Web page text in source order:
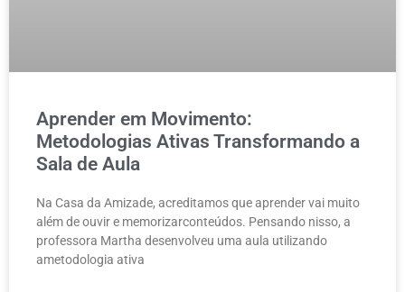
Aprender em Movimento:
Metodologias Ativas Transformando a
Sala de Aula
Na Casa da Amizade, acreditamos que aprender vai muito
além de ouvir e memorizarconteúdos. Pensando nisso, a
professora Martha desenvolveu uma aula utilizando
ametodologia ativa